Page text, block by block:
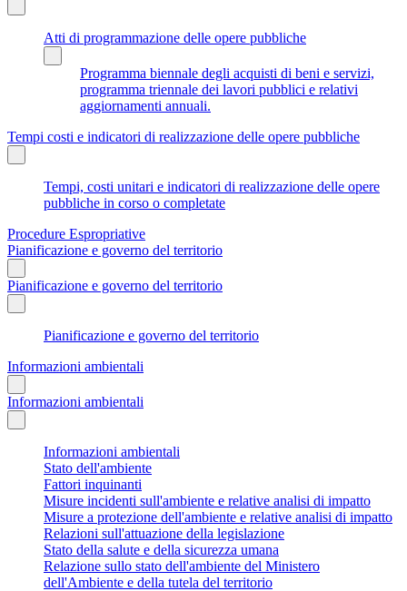
Atti di programmazione delle opere pubbliche
Programma biennale degli acquisti di beni e servizi,
programma triennale dei lavori pubblici e relativi
aggiornamenti annuali.
Tempi costi e indicatori di realizzazione delle opere pubbliche
Tempi, costi unitari e indicatori di realizzazione delle opere
pubbliche in corso o completate
Procedure Espropriative
Pianificazione e governo del territorio
Pianificazione e governo del territorio
Pianificazione e governo del territorio
Informazioni ambientali
Informazioni ambientali
Informazioni ambientali
Stato dell'ambiente
Fattori inquinanti
Misure incidenti sull'ambiente e relative analisi di impatto
Misure a protezione dell'ambiente e relative analisi di impatto
Relazioni sull'attuazione della legislazione
Stato della salute e della sicurezza umana
Relazione sullo stato dell'ambiente del Ministero
dell'Ambiente e della tutela del territorio